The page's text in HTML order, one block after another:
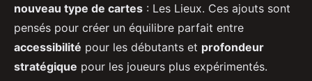
nouveau type de cartes : Les Lieux. Ces ajouts sont
pensés pour créer un équilibre parfait entre
accessibilité pour les débutants et profondeur
stratégique pour les joueurs plus expérimentés.